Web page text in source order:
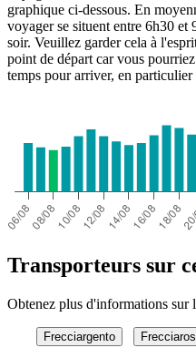
graphique ci-dessous. En
voyager se situent entre 6h30
soir. Veuillez garder cela à
point de départ car vous
temps pour arriver, en
Transporteurs sur
Obtenez plus d'informations sur
Frecciargento